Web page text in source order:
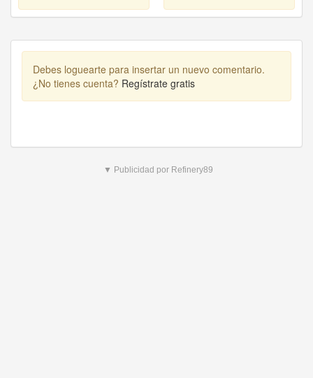
Debes loguearte para insertar un nuevo comentario.
¿No tienes cuenta? Regístrate gratis
▼ Publicidad por Refinery89